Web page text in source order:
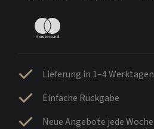
Lieferung in 1–4 Werktagen
Einfache Rückgabe
Neue Angebote jede Woche